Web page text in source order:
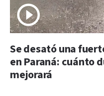
Se desató una
en Paraná: cuánto
mejorará